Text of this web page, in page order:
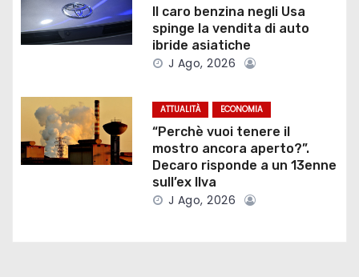
e
a
t
i
Il caro benzina negli Usa
spinge la vendita di auto
ibride asiatiche
J Ago, 2026
ATTUALITÀ ECONOMIA
“Perchè vuoi tenere il
mostro ancora aperto?”.
Decaro risponde a un 13enne
sull’ex Ilva
J Ago, 2026